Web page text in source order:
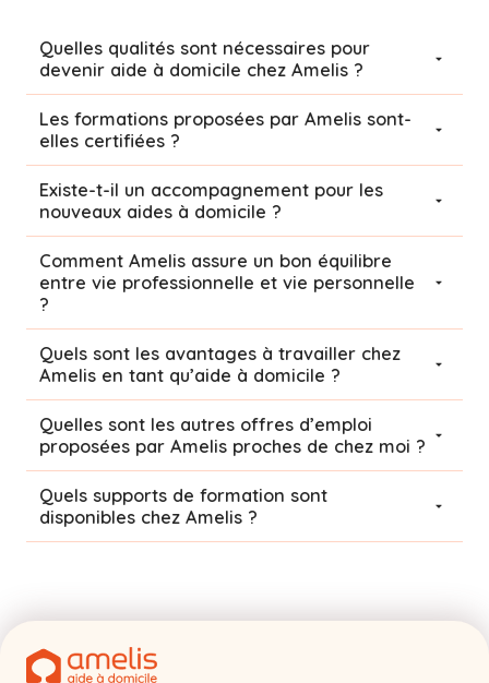
Quelles qualités sont nécessaires pour
devenir aide à domicile chez Amelis ?
Les formations proposées par Amelis sont-
elles certifiées ?
Existe-t-il un accompagnement pour les
nouveaux aides à domicile ?
Comment Amelis assure un bon équilibre
entre vie professionnelle et vie personnelle
?
Quels sont les avantages à travailler chez
Amelis en tant qu’aide à domicile ?
Quelles sont les autres offres d’emploi
proposées par Amelis proches de chez moi ?
Quels supports de formation sont
disponibles chez Amelis ?